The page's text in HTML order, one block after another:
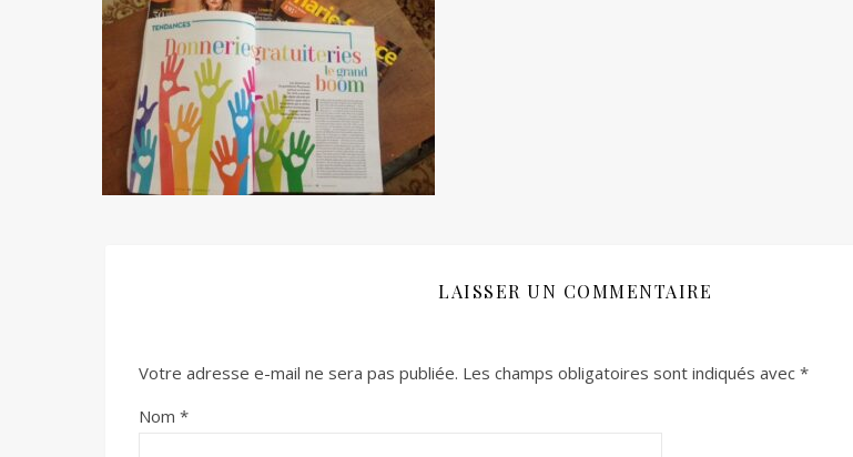
LAISSER UN COMMENTAIRE
Votre adresse e-mail ne sera pas publiée. Les champs obligatoires sont indiqués avec *
Nom *